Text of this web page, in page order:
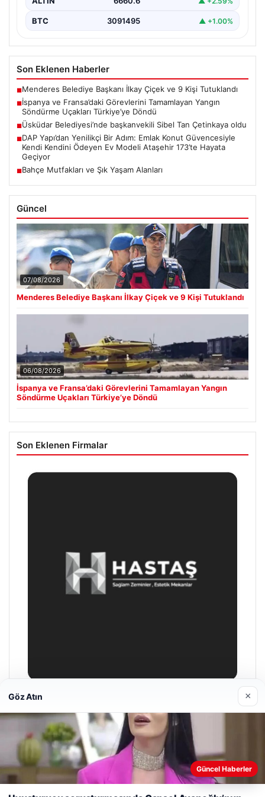
BTC 3091495 ▲ +1.00%
Son Eklenen Haberler
■Menderes Belediye Başkanı İlkay Çiçek ve 9 Kişi Tutuklandı
■İspanya ve Fransa’daki Görevlerini Tamamlayan Yangın
Söndürme Uçakları Türkiye’ye Döndü
■Üsküdar Belediyesi’nde başkanvekili Sibel Tan Çetinkaya oldu
■DAP Yapı’dan Yenilikçi Bir Adım: Emlak Konut Güvencesiyle
Kendi Kendini Ödeyen Ev Modeli Ataşehir 173’te Hayata
Geçiyor
■Bahçe Mutfakları ve Şık Yaşam Alanları
Güncel
07/08/2026
Menderes Belediye Başkanı İlkay Çiçek ve 9 Kişi Tutuklandı
06/08/2026
İspanya ve Fransa’daki Görevlerini Tamamlayan Yangın
Söndürme Uçakları Türkiye’ye Döndü
Son Eklenen Firmalar
28/04/2026
Web sitemizi nasıl kullandığınızı daha iyi anlayabilmek,
deneyiminizi kişiselleştirmek ve geliştirmek amacıyla çerezler
kullanıyoruz.
Çerez Politikamız
Göz Atın ×
Güncel Haberler